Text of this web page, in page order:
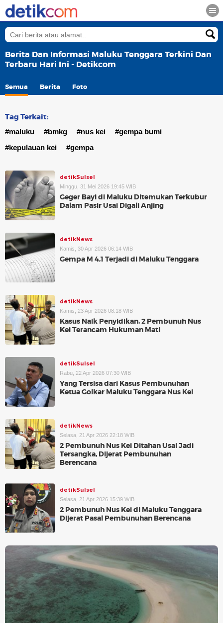
Berita Dan Informasi Maluku Tenggara Terkini Dan
Terbaru Hari Ini - Detikcom
Semua Berita Foto
Tag Terkait:
#maluku #bmkg #nus kei
#gempa bumi
#kepulauan kei
#gempa
detikSulsel
Minggu, 31 Mei 2026 19:45 WIB
Geger Bayi di Maluku Ditemukan Terkubur
Dalam Pasir Usai Digali Anjing
detikNews
Kamis, 30 Apr 2026 06:14 WIB
Gempa M 4,1 Terjadi di Maluku Tenggara
detikNews
Kamis, 23 Apr 2026 08:18 WIB
Kasus Naik Penyidikan, 2 Pembunuh Nus
Kei Terancam Hukuman Mati
detikSulsel
Rabu, 22 Apr 2026 07:30 WIB
Yang Tersisa dari Kasus Pembunuhan
Ketua Golkar Maluku Tenggara Nus Kei
detikNews
Selasa, 21 Apr 2026 22:18 WIB
2 Pembunuh Nus Kei Ditahan Usai Jadi
Tersangka, Dijerat Pembunuhan
Berencana
detikSulsel
Selasa, 21 Apr 2026 15:39 WIB
2 Pembunuh Nus Kei di Maluku Tenggara
Dijerat Pasal Pembunuhan Berencana